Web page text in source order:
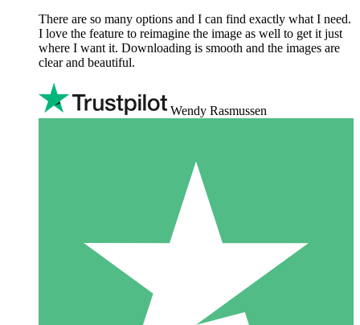
There are so many options and I can find exactly what I need.
I love the feature to reimagine the image as well to get it just
where I want it. Downloading is smooth and the images are
clear and beautiful.
Wendy Rasmussen